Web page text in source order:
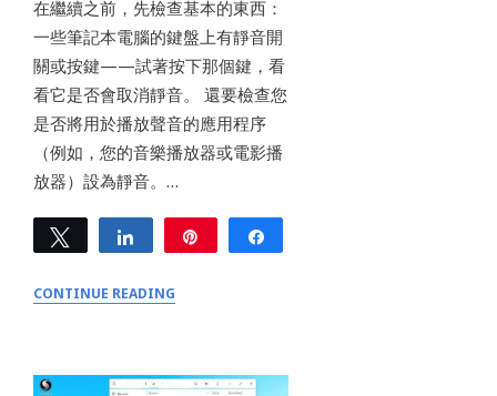
在繼續之前，先檢查基本的東西：
一些筆記本電腦的鍵盤上有靜音開
關或按鍵——試著按下那個鍵，看
看它是否會取消靜音。 還要檢查您
是否將用於播放聲音的應用程序
（例如，您的音樂播放器或電影播
放器）設為靜音。…
Tweet Share
CONTINUE READING